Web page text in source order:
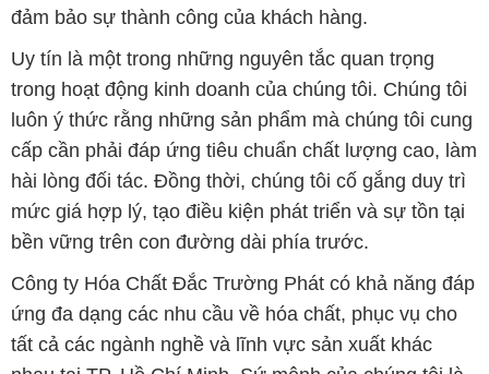
đảm bảo sự thành công của khách hàng.
Uy tín là một trong những nguyên tắc quan trọng
trong hoạt động kinh doanh của chúng tôi. Chúng tôi
luôn ý thức rằng những sản phẩm mà chúng tôi cung
cấp cần phải đáp ứng tiêu chuẩn chất lượng cao, làm
hài lòng đối tác. Đồng thời, chúng tôi cố gắng duy trì
mức giá hợp lý, tạo điều kiện phát triển và sự tồn tại
bền vững trên con đường dài phía trước.
Công ty Hóa Chất Đắc Trường Phát có khả năng đáp
ứng đa dạng các nhu cầu về hóa chất, phục vụ cho
tất cả các ngành nghề và lĩnh vực sản xuất khác